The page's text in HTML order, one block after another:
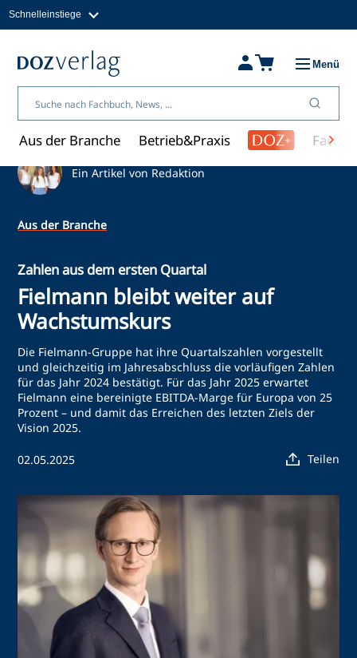
Inhalt
Schnelleinstiege
Fachbücher & Shop
Über uns
Menü
Aus der Branche Betrieb&Praxis
Ein Artikel von Redaktion
Aus der Branche
Zahlen aus dem ersten Quartal
Fielmann bleibt weiter auf
Wachstumskurs
Die Fielmann-Gruppe hat ihre Quartalszahlen vorgestellt
und gleichzeitig im Jahresabschluss die vorläufigen Zahlen
für das Jahr 2024 bestätigt. Für das Jahr 2025 erwartet
Fielmann eine bereinigte EBITDA-Marge für Europa von 25
Prozent – und damit das Erreichen des letzten Ziels der
Vision 2025.
02.05.2025 Teilen